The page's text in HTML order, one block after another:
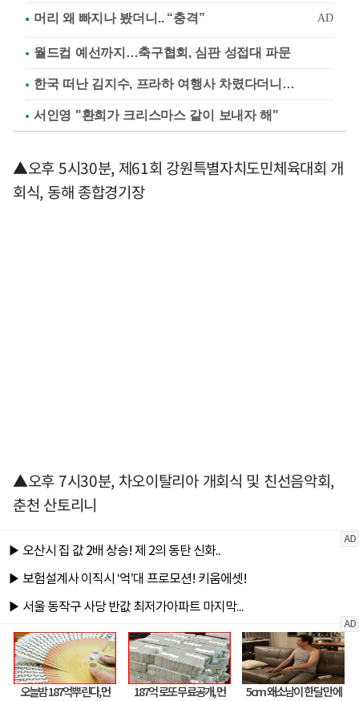
월드컵 예선까지…축구협회, 심판 성접대 파문
한국 떠난 김지수, 프라하 여행사 차렸다더니…
서인영 "환희가 크리스마스 같이 보내자 해"
▲오후 5시30분, 제61회 강원특별자치도민체육대회 개
회식, 동해 종합경기장
▲오후 7시30분, 차오이탈리아 개회식 및 친선음악회,
춘천 산토리니